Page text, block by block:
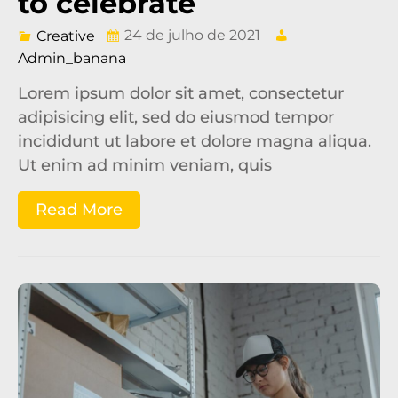
Creative
24 de julho de 2021
Admin_banana
Lorem ipsum dolor sit amet, consectetur
adipisicing elit, sed do eiusmod tempor
incididunt ut labore et dolore magna aliqua.
Ut enim ad minim veniam, quis
Read More